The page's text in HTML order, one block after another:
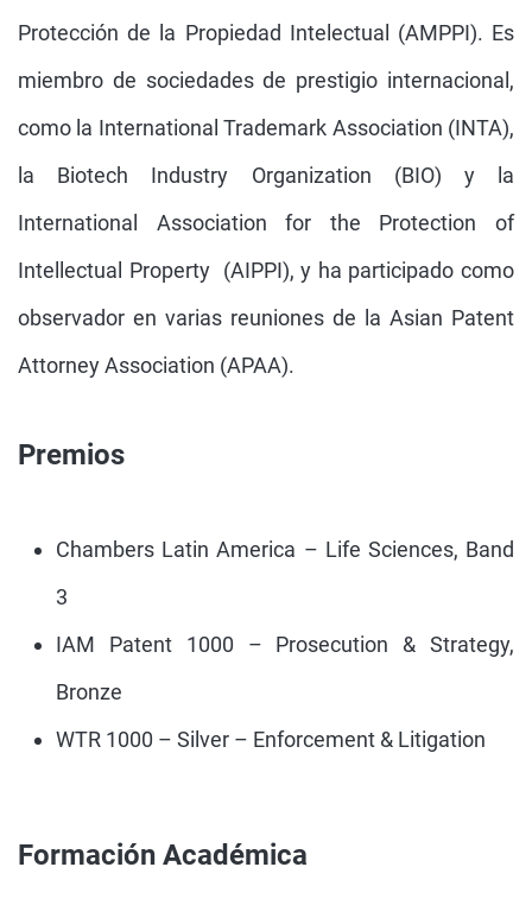
Protección de la Propiedad Intelectual (AMPPI). Es
miembro de sociedades de prestigio internacional,
como la International Trademark Association (INTA),
la Biotech Industry Organization (BIO) y la
International Association for the Protection of
Intellectual Property (AIPPI), y ha participado como
observador en varias reuniones de la Asian Patent
Attorney Association (APAA).
Premios
Chambers Latin America – Life Sciences, Band
3
IAM Patent 1000 – Prosecution & Strategy,
Bronze
WTR 1000 – Silver – Enforcement & Litigation
Formación Académica